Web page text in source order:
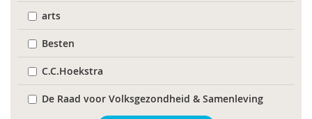
arts
Besten
C.C.Hoekstra
De Raad voor Volksgezondheid & Samenleving